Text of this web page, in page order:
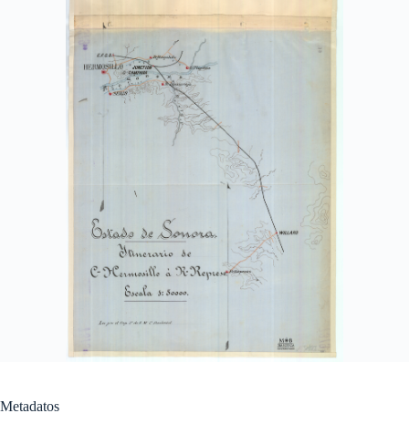
Metadatos